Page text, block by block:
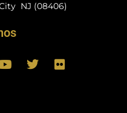
NJ (08406)
Y
o
T
w
F
l